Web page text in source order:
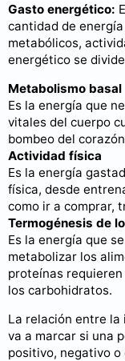
Gasto energético:
cantidad de
metabólicos,
energético se
Metabolismo basal
Es la energía que
vitales del cuerpo
bombeo del
Actividad física
Es la energía
física, desde
como ir a comprar,
Termogénesis de
Es la energía que
metabolizar los
proteínas
los carbohidratos.
La relación entre
va a marcar si una
positivo, negativo o